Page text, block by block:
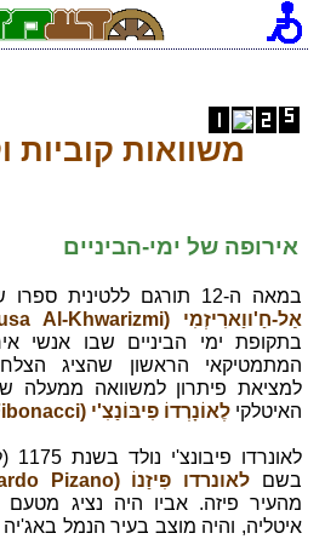
משוואות קוביות
אירופה של ימי-הביניים
במאה ה-12 תורגם ללטינית ספרו של
אַל-חַ'ווַארִיזְמִי (Mohammed Ibn Musa Al-Khwarizmi)
בתקופת ימי הביניים שבו אנשי
המתמטיקאי הראשון שהציג הצלחה
למציאת פיתרון למשוואה ממעלה
האיטלקי לֶאוֹנָרְדוֹ פִיבּוֹנַצִ'י (Leonardo Fibonacci)
בשם לאונרדו פִּיזַנוֹ (Leonardo Pizano)
מהעיר פיזה. אביו היה נציג